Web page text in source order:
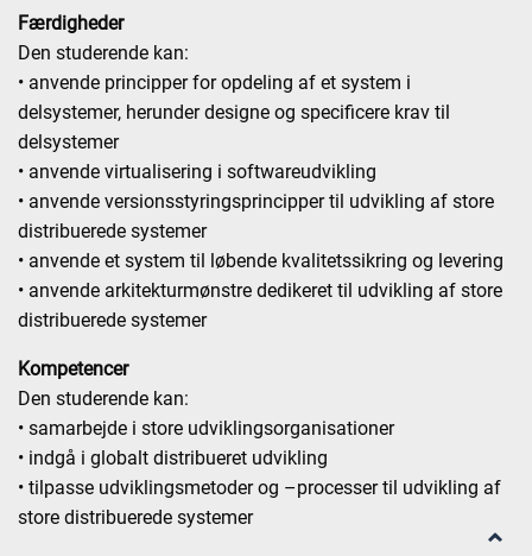
Færdigheder
Den studerende kan:
• anvende principper for opdeling af et system i
delsystemer, herunder designe og specificere krav til
delsystemer
• anvende virtualisering i softwareudvikling
• anvende versionsstyringsprincipper til udvikling af store
distribuerede systemer
• anvende et system til løbende kvalitetssikring og levering
• anvende arkitekturmønstre dedikeret til udvikling af store
distribuerede systemer
Kompetencer
Den studerende kan:
• samarbejde i store udviklingsorganisationer
• indgå i globalt distribueret udvikling
• tilpasse udviklingsmetoder og –processer til udvikling af
store distribuerede systemer